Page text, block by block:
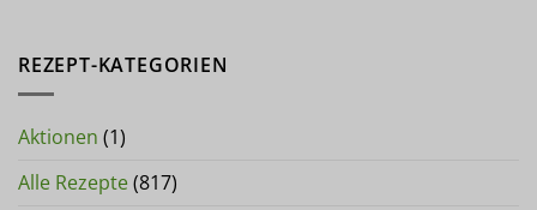
REZEPT-KATEGORIEN
Aktionen (1)
Alle Rezepte(817)